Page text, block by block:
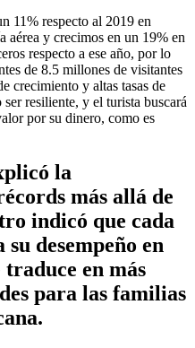
11% respecto al 2019 en
aérea y crecimos en un 19% en
respecto a ese año, por lo
de 8.5 millones de visitantes
crecimiento y altas tasas de
resiliente, y el turista buscará
por su dinero, como es
la
más allá de
indicó que cada
desempeño en
en más
para las familias